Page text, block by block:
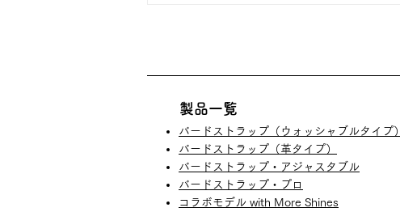
​製品一覧
バードストラップ（ウォッシャブルタイプ）
​バードストラップ（革タイプ）
バードストラップ・アジャスタブル
バードストラップ・プロ​
コラボモデル with More Shines